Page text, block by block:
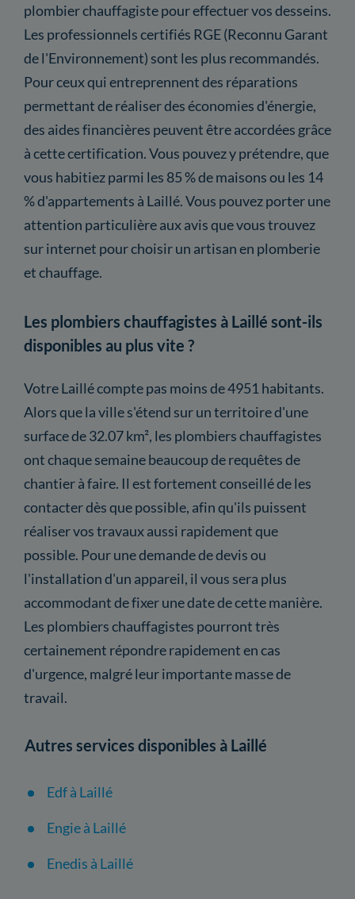
plombier chauffagiste pour effectuer vos desseins.
Les professionnels certifiés RGE (Reconnu Garant
de l'Environnement) sont les plus recommandés.
Pour ceux qui entreprennent des réparations
permettant de réaliser des économies d'énergie,
des aides financières peuvent être accordées grâce
à cette certification. Vous pouvez y prétendre, que
vous habitiez parmi les 85 % de maisons ou les 14
% d'appartements à Laillé. Vous pouvez porter une
attention particulière aux avis que vous trouvez
sur internet pour choisir un artisan en plomberie
et chauffage.
Les plombiers chauffagistes à Laillé sont-ils
disponibles au plus vite ?
Votre Laillé compte pas moins de 4951 habitants.
Alors que la ville s'étend sur un territoire d'une
surface de 32.07 km², les plombiers chauffagistes
ont chaque semaine beaucoup de requêtes de
chantier à faire. Il est fortement conseillé de les
contacter dès que possible, afin qu'ils puissent
réaliser vos travaux aussi rapidement que
possible. Pour une demande de devis ou
l'installation d'un appareil, il vous sera plus
accommodant de fixer une date de cette manière.
Les plombiers chauffagistes pourront très
certainement répondre rapidement en cas
d'urgence, malgré leur importante masse de
travail.
Autres services disponibles à Laillé
Edf à Laillé
Engie à Laillé
Enedis à Laillé